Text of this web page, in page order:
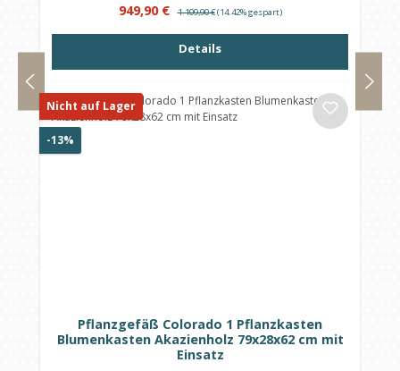
Verkaufspreis:
949,90 € Regulärer Preis:
1.109,90 €(14.42% gespart)
Details
Nicht auf Lager
-13%
Pflanzgefäß Colorado 1 Pflanzkasten
Blumenkasten Akazienholz 79x28x62 cm mit
Einsatz